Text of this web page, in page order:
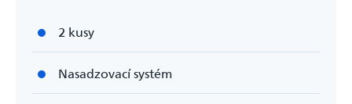
2 kusy
Nasadzovací systém